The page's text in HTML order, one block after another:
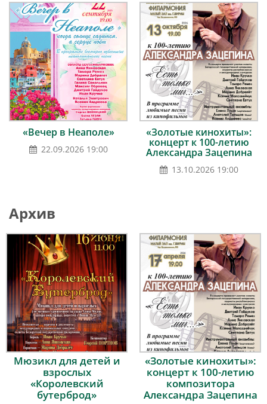
«Вечер в Неаполе»
22.09.2026 19:00
«Золотые кинохиты»:
концерт к 100-летию
Александра Зацепина
13.10.2026 19:00
Архив
Мюзикл для детей и
взрослых
«Королевский
бутерброд»
«Золотые кинохиты»:
концерт к 100-летию
композитора
Александра Зацепина